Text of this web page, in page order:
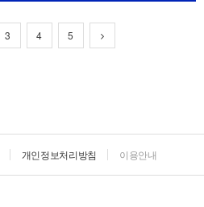
3 4 5
개인정보처리방침 이용안내